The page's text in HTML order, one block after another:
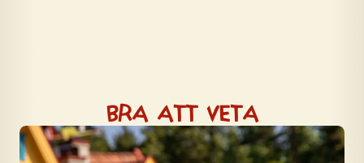
Bra att veta